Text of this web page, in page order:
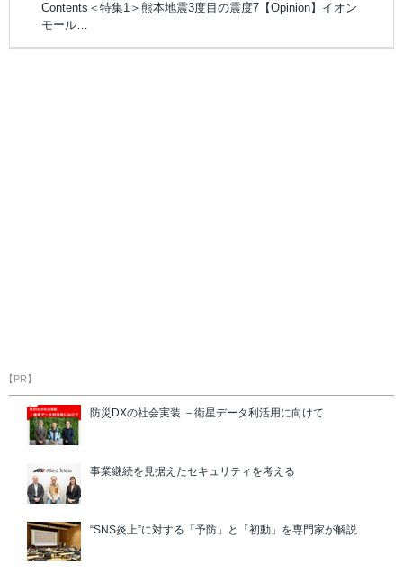
Contents＜特集1＞熊本地震3度目の震度7【Opinion】イオン
モール…
【PR】
防災DXの社会実装 －衛星データ利活用に向けて
事業継続を見据えたセキュリティを考える
“SNS炎上”に対する「予防」と「初動」を専門家が解説